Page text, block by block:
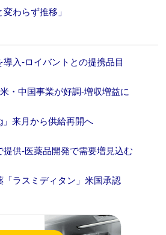
変わらず推移」
入‐ロイバントとの提携品目
・中国事業が好調‐増収増益に
」来月から供給再開へ
供‐医薬品開発で需要増見込む
「ラスミディタン」米国承認